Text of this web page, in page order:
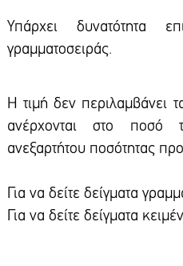
Υπάρxει δυνατότητα
γραμματοσειράς.
Η τιμή δεν περιλαμβάνει
ανέρχονται στο
ανεξαρτήτου ποσότητας
Για να δείτε δείγματα
Για να δείτε δείγματα